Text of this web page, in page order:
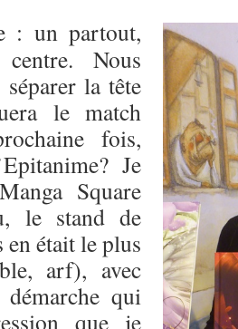
: un partout,
Nous
la tête
le match
fois,
Je
Square
le stand de
était le plus
arf), avec
qui
que je